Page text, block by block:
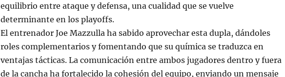
equilibrio entre ataque y defensa, una cualidad que se vuelve
determinante en los playoffs.
El entrenador Joe Mazzulla ha sabido aprovechar esta dupla, dándoles
roles complementarios y fomentando que su química se traduzca en
ventajas tácticas. La comunicación entre ambos jugadores dentro y fuera
de la cancha ha fortalecido la cohesión del equipo, enviando un mensaje